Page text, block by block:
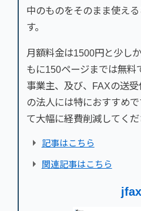
中のものをそのまま使え
す。
月額料金は1500円と少し
もに150ページまでは無料
事業主、及び、FAXの送
の法人には特におすすめ
て大幅に経費削減してくだ
記事はこちら
関連記事はこちら
jfax